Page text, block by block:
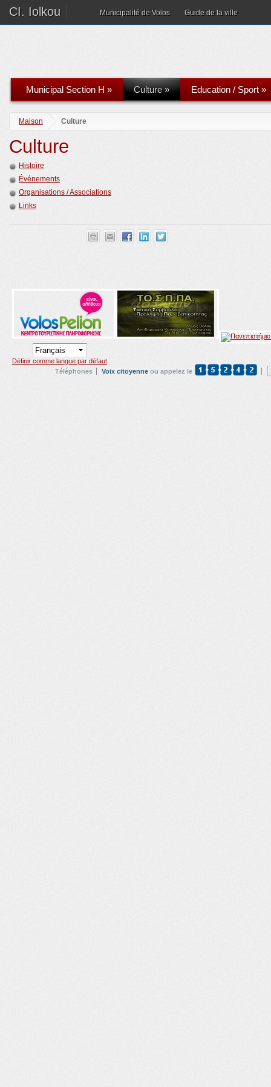
CI. Iolkou Municipalité de Volos Guide de la ville
Municipal Section H » Culture» Education / Sport »
Maison Culture
Culture
Histoire
Événements
Organisations / Associations
Links
Définir comme langue par défaut
Téléphones
Voix citoyenne ou appelez le